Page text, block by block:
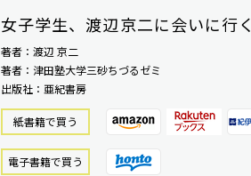
女子学生、渡辺京二に会いに行く
著者：渡辺 京二
著者：津田塾大学三砂ちづるゼミ
出版社：亜紀書房
紙書籍で買う
電⼦書籍で買う